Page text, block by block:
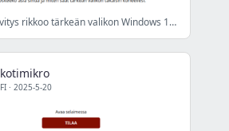
Aijai! Päivitys rikkoo tärkeän valikon Windows 10:ssä
kotimikro
FI · 2025-5-20